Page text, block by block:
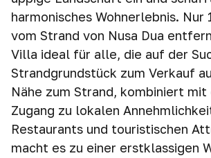
harmonisches Wohnerlebnis. Nur
vom Strand von Nusa Dua
Villa ideal für alle, die auf der
Strandgrundstück zum Verkauf
Nähe zum Strand, kombiniert
Zugang zu lokalen
Restaurants und touristischen
macht es zu einer erstklassigen